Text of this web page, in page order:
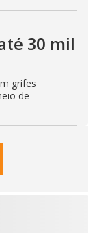
30 mil
grifes
de